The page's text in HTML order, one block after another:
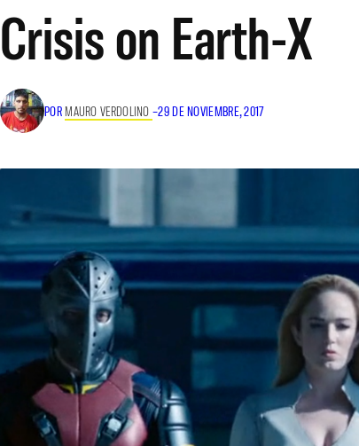
Crisis on Earth-X
POR MAURO VERDOLINO–29 DE NOVIEMBRE, 2017